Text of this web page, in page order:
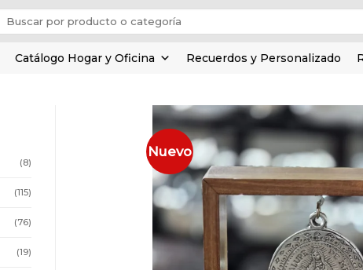
Catálogo Hogar y Oficina Recuerdos y Personalizado
(8)
(115)
(76)
(19)
Nuevo